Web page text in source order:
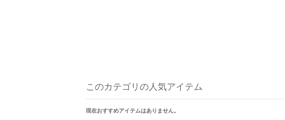
このカテゴリの人気アイテム
現在おすすめアイテムはありません。